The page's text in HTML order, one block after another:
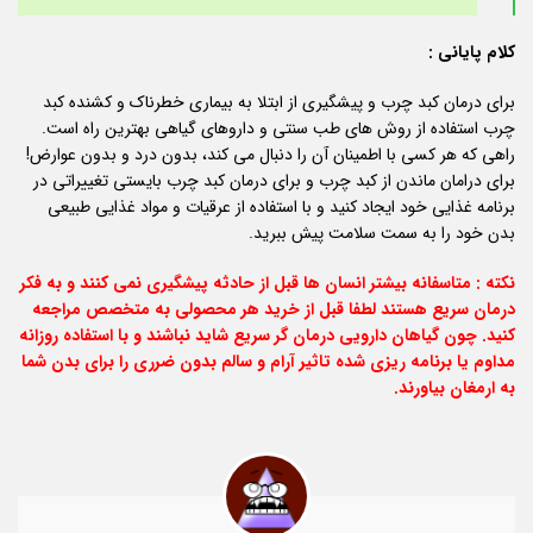
کلام پایانی :
برای درمان کبد چرب و پیشگیری از ابتلا به بیماری خطرناک و کشنده کبد
چرب استفاده از روش های طب سنتی و داروهای گیاهی بهترین راه است.
راهی که هر کسی با اطمینان آن را دنبال می کند، بدون درد و بدون عوارض!
برای درامان ماندن از کبد چرب و برای درمان کبد چرب بایستی تغییراتی در
برنامه غذایی خود ایجاد کنید و با استفاده از عرقیات و مواد غذایی طبیعی
بدن خود را به سمت سلامت پیش ببرید.
نکته : متاسفانه بیشتر انسان ها قبل از حادثه پیشگیری نمی کنند و به فکر
درمان سریع هستند لطفا قبل از خرید هر محصولی به متخصص مراجعه
کنید. چون گیاهان دارویی درمان گر سریع شاید نباشند و با استفاده روزانه
مداوم یا برنامه ریزی شده تاثیر آرام و سالم بدون ضرری را برای بدن شما
به ارمغان بیاورند.